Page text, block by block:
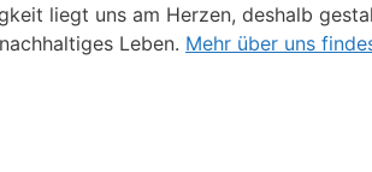
liegt uns am Herzen, deshalb
Leben. Mehr über uns